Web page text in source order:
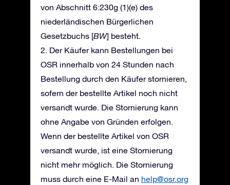
von Abschnitt 6:230g (1)(e) des
niederländischen Bürgerlichen
Gesetzbuchs [BW] besteht.
2. Der Käufer kann Bestellungen bei
OSR innerhalb von 24 Stunden nach
Bestellung durch den Käufer stornieren,
sofern der bestellte Artikel noch nicht
versandt wurde. Die Stornierung kann
ohne Angabe von Gründen erfolgen.
Wenn der bestellte Artikel von OSR
versandt wurde, ist eine Stornierung
nicht mehr möglich. Die Stornierung
muss durch eine E-Mail an help@osr.org